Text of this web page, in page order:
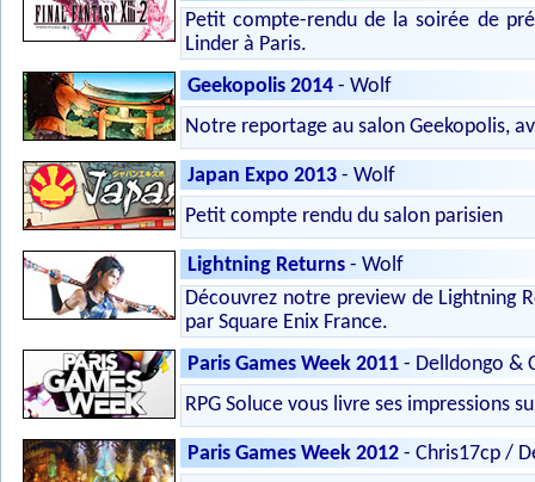
Petit compte-rendu de la soirée de
Linder à Paris.
Geekopolis 2014 - Wolf
Notre reportage au salon Geekopolis,
Japan Expo 2013 - Wolf
Petit compte rendu du salon parisien
Lightning Returns - Wolf
Découvrez notre preview de Lightning
par Square Enix France.
Paris Games Week 2011 - Delldongo &
RPG Soluce vous livre ses impressions
Paris Games Week 2012 - Chris17cp /